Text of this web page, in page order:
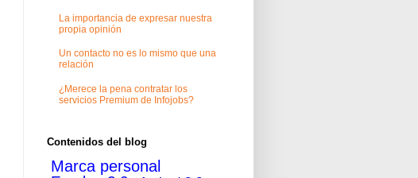
La importancia de expresar nuestra
propia opinión
Un contacto no es lo mismo que una
relación
¿Merece la pena contratar los
servicios Premium de Infojobs?
Contenidos del blog
Marca personal